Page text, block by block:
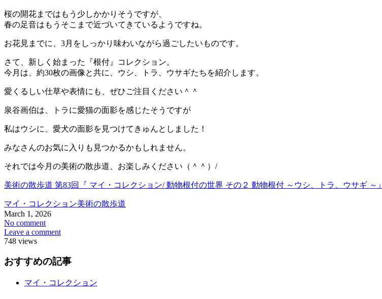
桜の開花まではもう少しかかりそうですが、
春の足音はもうそこまで近づいてきているようですね。
お花見までに、3月をしっかり味わいながら過ごしたいものです。
さて、新しく始まった『根付』コレクション。
今月は、約30枚の画像と共に、ウシ、トラ、ウサギたちを紹介します。
愛くるしい仕草や表情にも、ぜひご注目ください＾＾
泉谷画伯は、トラに愛猫の面影を感じたそうですが
私はウシに、愛犬の面影を見つけてきゅんとしました！
みなさんのお気に入りも見つかるかもしれません。
それでは今月の美術の散歩道、お楽しみください（＾＾）/
美術の散歩道 第83回『 マイ・コレクション/ 動物根付の世界 その２ 動物根付 ～ウシ、トラ、ウサギ ～』
マイ・コレクション美術の散歩道
March 1 , 2026
No comment
Leave a comment
748 views
おすすめの記事
マイ・コレクション